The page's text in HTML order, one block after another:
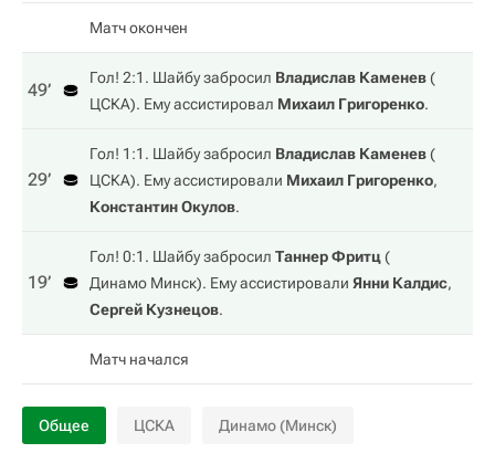
Матч окончен
49‎’‎
Гол! 2:1. Шайбу забросил Владислав Каменев(
ЦСКА). Ему ассистировал Михаил Григоренко.
29‎’‎
Гол! 1:1. Шайбу забросил Владислав Каменев(
ЦСКА). Ему ассистировали Михаил Григоренко,
Константин Окулов.
19‎’‎
Гол! 0:1. Шайбу забросил Таннер Фритц(
Динамо Минск). Ему ассистировали Янни Калдис,
Сергей Кузнецов.
Матч начался
Общее ЦСКА Динамо (Минск)